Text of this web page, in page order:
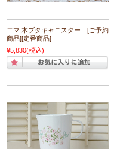
エマ 木ブタキャニスター [ご予約
商品][定番商品]
¥5,830(税込)